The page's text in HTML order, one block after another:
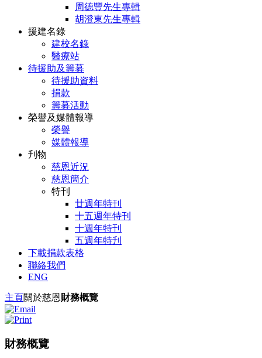
周德豐先生專輯
胡澄東先生專輯
援建名錄
建校名錄
醫療站
待援助及籌募
待援助資料
捐款
籌募活動
榮譽及媒體報導
榮譽
媒體報導
刋物
慈恩近況
慈恩簡介
特刊
廿週年特刊
十五週年特刊
十週年特刊
五週年特刋
下載捐款表格
聯絡我們
ENG
主頁關於慈恩財務概覽
財務概覽